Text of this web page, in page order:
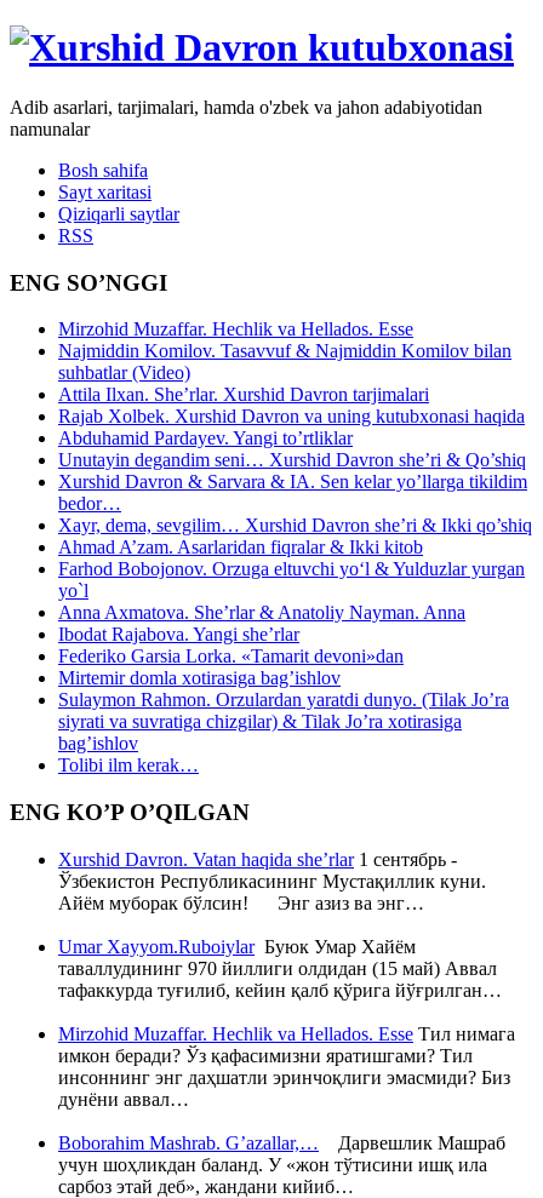
Adib asarlari, tarjimalari, hamda o'zbek va jahon adabiyotidan
namunalar
Bosh sahifa
Sayt xaritasi
Qiziqarli saytlar
RSS
ENG SO’NGGI
Mirzohid Muzaffar. Hechlik va Hellados. Esse
Najmiddin Komilov. Tasavvuf & Najmiddin Komilov bilan
suhbatlar (Video)
Attila Ilxan. She’rlar. Xurshid Davron tarjimalari
Rajab Xolbek. Xurshid Davron va uning kutubxonasi haqida
Abduhamid Pardayev. Yangi to’rtliklar
Unutayin degandim seni… Xurshid Davron she’ri & Qo’shiq
Xurshid Davron & Sarvara & IA. Sen kelar yo’llarga tikildim
bedor…
Xayr, dema, sevgilim… Xurshid Davron she’ri & Ikki qo’shiq
Ahmad A’zam. Asarlaridan fiqralar & Ikki kitob
Farhod Bobojonov. Orzuga eltuvchi yo‘l & Yulduzlar yurgan
yo`l
Anna Axmatova. She’rlar & Anatoliy Nayman. Anna
Ibodat Rajabova. Yangi she’rlar
Federiko Garsia Lorka. «Tamarit devoni»dan
Mirtemir domla xotirasiga bag’ishlov
Sulaymon Rahmon. Orzulardan yaratdi dunyo. (Tilak Jo’ra
siyrati va suvratiga chizgilar) & Tilak Jo’ra xotirasiga
bag’ishlov
Tolibi ilm kerak…
ENG KO’P O’QILGAN
Xurshid Davron. Vatan haqida she’rlar1 сентябрь -
Ўзбекистон Республикасининг Мустақиллик куни.
Айём муборак бўлсин! Энг азиз ва энг…
Umar Xayyom.RuboiylarБуюк Умар Хайём
таваллудининг 970 йиллиги олдидан (15 май) Аввал
тафаккурда туғилиб, кейин қалб қўрига йўғрилган…
Mirzohid Muzaffar. Hechlik va Hellados. Esse Тил нимага
имкон беради? Ўз қафасимизни яратишгами? Тил
инсоннинг энг даҳшатли эринчоқлиги эмасмиди? Биз
дунёни аввал…
Boborahim Mashrab. G’azallar,… Дарвешлик Машраб
учун шоҳликдан баланд. У «жон тўтисини ишқ ила
сарбоз этай деб», жандани кийиб…